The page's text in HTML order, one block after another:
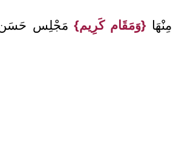
{وَمَقَام كَرِيم} مَجْلِس